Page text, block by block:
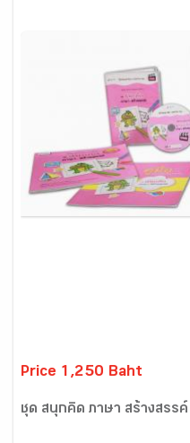
Price 1,250 Baht
ชุด สนุกคิด ภาษา สร้างสรร